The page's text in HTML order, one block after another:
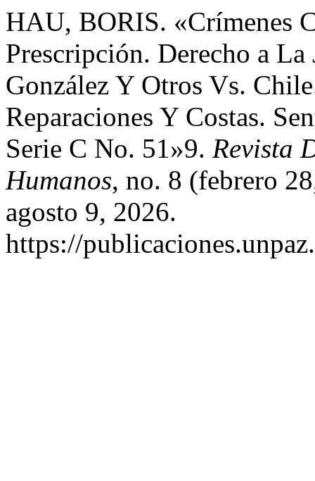
HAU, BORIS. «Crímenes
Prescripción. Derecho a
González Y Otros Vs.
Reparaciones Y Costas.
Serie C No. 51»9. Revista
Humanos, no. 8 (febrero
agosto 9, 2026.
https://